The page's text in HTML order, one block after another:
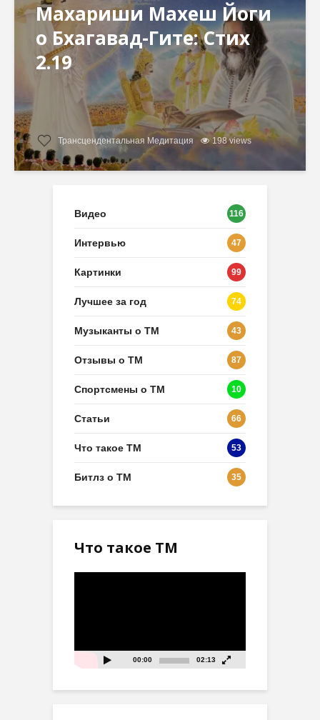
Махариши Махеш Йоги
о Бхагавад-Гите: Стих
2.19
Трансцендентальная Медитация 198 views
Видео 116
Интервью 47
Картинки 99
Лучшее за год 74
Музыканты о ТМ 43
Отзывы о ТМ 87
Спортсмены о ТМ 10
Статьи 66
Что такое ТМ 53
Битлз о ТМ 35
Что такое ТМ
00:00 02:13